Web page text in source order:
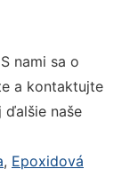
nami sa o
a kontaktujte
ďalšie naše
, Epoxidová